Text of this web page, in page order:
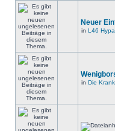
Neuer
in L46
in Die